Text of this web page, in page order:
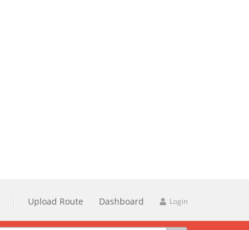
Upload Route Dashboard Login